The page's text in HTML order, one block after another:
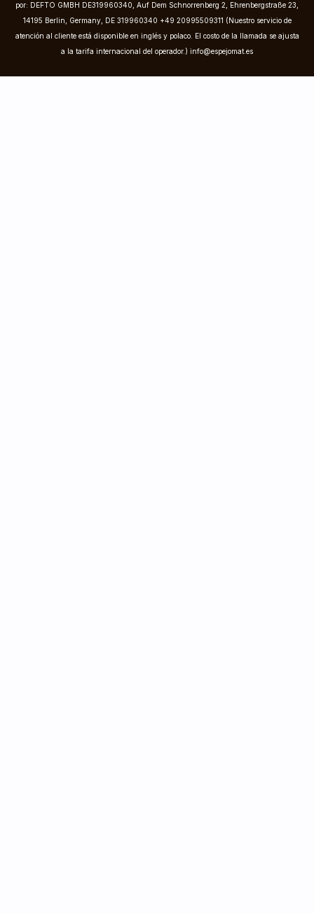
por: DEFTO GMBH DE319960340, Auf Dem Schnorrenberg 2, Ehrenbergstraße 23,
14195 Berlin, Germany, DE 319960340 +49 20995509311 (Nuestro servicio de
atención al cliente está disponible en inglés y polaco. El costo de la llamada se ajusta
a la tarifa internacional del operador.) info@espejomat.es